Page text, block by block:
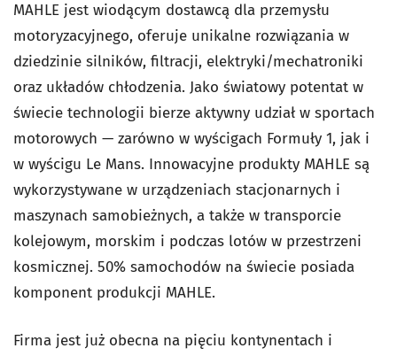
MAHLE jest wiodącym dostawcą dla przemysłu
motoryzacyjnego, oferuje unikalne rozwiązania w
dziedzinie silników, filtracji, elektryki/mechatroniki
oraz układów chłodzenia. Jako światowy potentat w
świecie technologii bierze aktywny udział w sportach
motorowych — zarówno w wyścigach Formuły 1, jak i
w wyścigu Le Mans. Innowacyjne produkty MAHLE są
wykorzystywane w urządzeniach stacjonarnych i
maszynach samobieżnych, a także w transporcie
kolejowym, morskim i podczas lotów w przestrzeni
kosmicznej. 50% samochodów na świecie posiada
komponent produkcji MAHLE.
Firma jest już obecna na pięciu kontynentach i